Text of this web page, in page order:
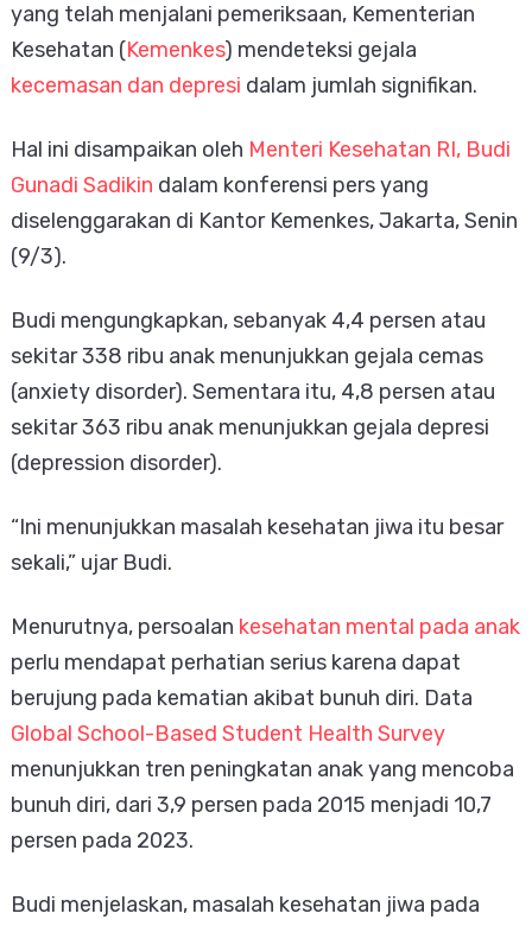
yang telah menjalani pemeriksaan, Kementerian
Kesehatan (Kemenkes) mendeteksi gejala
kecemasan dan depresi dalam jumlah signifikan.
Hal ini disampaikan oleh Menteri Kesehatan RI, Budi
Gunadi Sadikin dalam konferensi pers yang
diselenggarakan di Kantor Kemenkes, Jakarta, Senin
(9/3).
Budi mengungkapkan, sebanyak 4,4 persen atau
sekitar 338 ribu anak menunjukkan gejala cemas
(anxiety disorder). Sementara itu, 4,8 persen atau
sekitar 363 ribu anak menunjukkan gejala depresi
(depression disorder).
“Ini menunjukkan masalah kesehatan jiwa itu besar
sekali,” ujar Budi.
Menurutnya, persoalan kesehatan mental pada anak
perlu mendapat perhatian serius karena dapat
berujung pada kematian akibat bunuh diri. Data
Global School-Based Student Health Survey
menunjukkan tren peningkatan anak yang mencoba
bunuh diri, dari 3,9 persen pada 2015 menjadi 10,7
persen pada 2023.
Budi menjelaskan, masalah kesehatan jiwa pada